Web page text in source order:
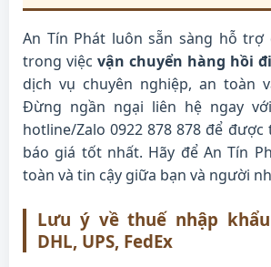
An Tín Phát luôn sẵn sàng hỗ trợ
trong việc vận chuyển hàng hồi
dịch vụ chuyên nghiệp, an toàn
Đừng ngần ngại liên hệ ngay
hotline/Zalo 0922 878 878 để
báo giá tốt nhất. Hãy để An Tín
toàn và tin cậy giữa bạn và người
Lưu ý về thuế nhập
DHL, UPS, FedEx